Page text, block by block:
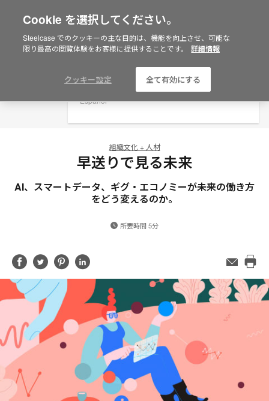
Are you in United States?
Would you like to see Products we sell in
Americas
Español
組織文化 + 人材
早送りで見る未来
AI、スマートデータ、ギグ・エコノミーが未来の働き方
をどう変えるのか。
所要時間 5分
Share
on
Facebook
Share
on
Twitter
Share
on
Pinterest
Share
on
LinkedIn
メ
ル
ア
ド
レ
this
Cookie を選択してください。
Steelcase でのクッキーの主な目的は、機能を向上させ、可能な
限り最高の閲覧体験をお客様に提供することです。
詳細情報
クッキー設定 全て有効にする